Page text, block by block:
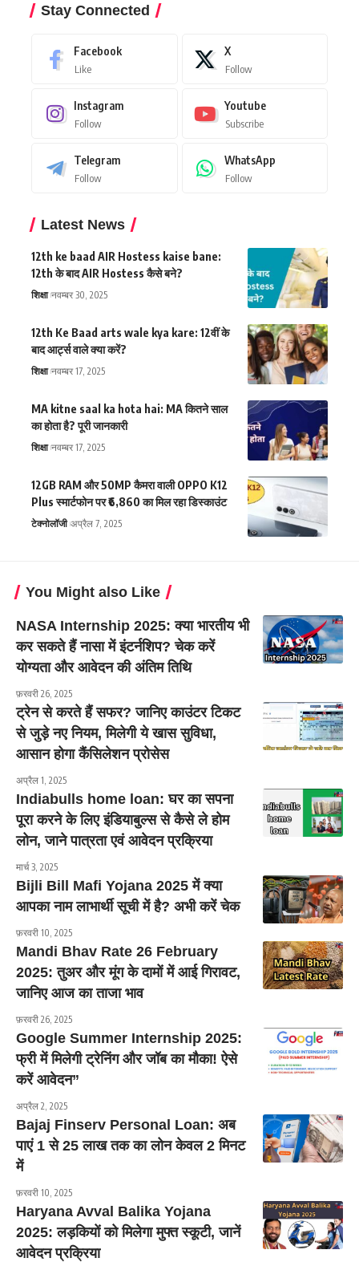
Stay Connected
Facebook
Like
X
Follow
Instagram
Follow
Youtube
Subscribe
Telegram
Follow
WhatsApp
Follow
Latest News
12th ke baad AIR Hostess kaise bane:
12th के बाद AIR Hostess कैसे बने?
शिक्षा नवम्बर 30, 2025
12th Ke Baad arts wale kya kare: 12वीं के
बाद आर्ट्स वाले क्या करें?
शिक्षा नवम्बर 17, 2025
MA kitne saal ka hota hai: MA कितने साल
का होता है? पूरी जानकारी
शिक्षा नवम्बर 17, 2025
12GB RAM और 50MP कैमरा वाली OPPO K12
Plus स्मार्टफोन पर ₹6,860 का मिल रहा डिस्काउंट
टेक्नोलॉजी अप्रैल 7, 2025
You Might also Like
NASA Internship 2025: क्या भारतीय भी
कर सकते हैं नासा में इंटर्नशिप? चेक करें
योग्यता और आवेदन की अंतिम तिथि
फ़रवरी 26, 2025
ट्रेन से करते हैं सफर? जानिए काउंटर टिकट
से जुड़े नए नियम, मिलेगी ये खास सुविधा,
आसान होगा कैंसिलेशन प्रोसेस
अप्रैल 1, 2025
Indiabulls home loan: घर का सपना
पूरा करने के लिए इंडियाबुल्स से कैसे ले होम
लोन, जाने पात्रता एवं आवेदन प्रक्रिया
मार्च 3, 2025
Bijli Bill Mafi Yojana 2025 में क्या
आपका नाम लाभार्थी सूची में है? अभी करें चेक
फ़रवरी 10, 2025
Mandi Bhav Rate 26 February
2025: तुअर और मूंग के दामों में आई गिरावट,
जानिए आज का ताजा भाव
फ़रवरी 26, 2025
Google Summer Internship 2025:
फ्री में मिलेगी ट्रेनिंग और जॉब का मौका! ऐसे
करें आवेदन”
अप्रैल 2, 2025
Bajaj Finserv Personal Loan: अब
पाएं 1 से 25 लाख तक का लोन केवल 2 मिनट
में
फ़रवरी 10, 2025
Haryana Avval Balika Yojana
2025: लड़कियों को मिलेगा मुफ्त स्कूटी, जानें
आवेदन प्रक्रिया